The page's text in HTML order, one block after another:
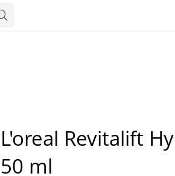
L'oreal Revitalift
50 ml